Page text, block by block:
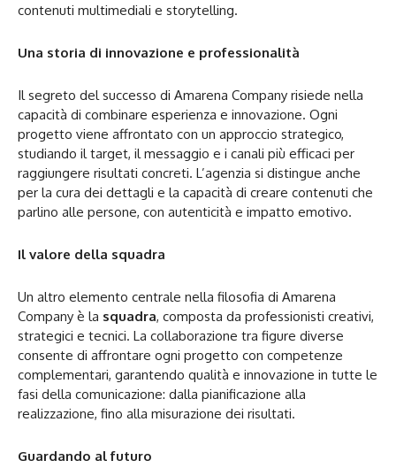
contenuti multimediali e storytelling.
Una storia di innovazione e professionalità
Il segreto del successo di Amarena Company risiede nella
capacità di combinare esperienza e innovazione. Ogni
progetto viene affrontato con un approccio strategico,
studiando il target, il messaggio e i canali più efficaci per
raggiungere risultati concreti. L’agenzia si distingue anche
per la cura dei dettagli e la capacità di creare contenuti che
parlino alle persone, con autenticità e impatto emotivo.
Il valore della squadra
Un altro elemento centrale nella filosofia di Amarena
Company è la squadra, composta da professionisti creativi,
strategici e tecnici. La collaborazione tra figure diverse
consente di affrontare ogni progetto con competenze
complementari, garantendo qualità e innovazione in tutte le
fasi della comunicazione: dalla pianificazione alla
realizzazione, fino alla misurazione dei risultati.
Guardando al futuro